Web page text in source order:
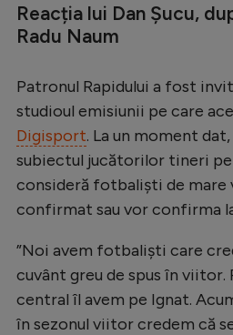
Starurile
EURO 2024
Stranieri
Clasamente
Tenis
Handbal
Natație
Formula 1
Reacția lui Dan Șucu,
Radu Naum
Patronul Rapidului a fost
studioul emisiunii pe care
Digisport. La un moment
subiectul jucătorilor tineri pe
consideră fotbaliști de mare
confirmat sau vor confirma
”Noi avem fotbaliști care
cuvânt greu de spus în viitor.
central îl avem pe Ignat.
în sezonul viitor credem că